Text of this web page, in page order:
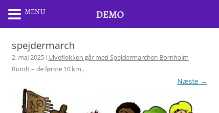
spejdermarch
2. maj 2025 i Ulveflokken går med Spejdermarchen Bornholm
Rundt – de første 10 km..
Næste →
MENU DEMO